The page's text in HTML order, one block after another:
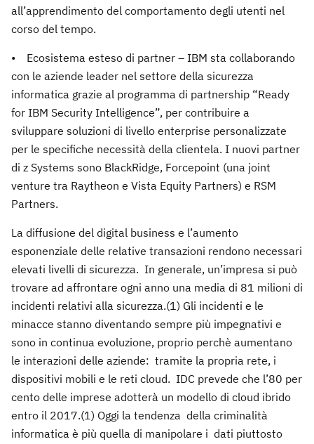
all’apprendimento del comportamento degli utenti nel
corso del tempo.
• Ecosistema esteso di partner – IBM sta collaborando
con le aziende leader nel settore della sicurezza
informatica grazie al programma di partnership “Ready
for IBM Security Intelligence”, per contribuire a
sviluppare soluzioni di livello enterprise personalizzate
per le specifiche necessità della clientela. I nuovi partner
di z Systems sono BlackRidge, Forcepoint (una joint
venture tra Raytheon e Vista Equity Partners) e RSM
Partners.
La diffusione del digital business e l’aumento
esponenziale delle relative transazioni rendono necessari
elevati livelli di sicurezza. In generale, un’impresa si può
trovare ad affrontare ogni anno una media di 81 milioni di
incidenti relativi alla sicurezza.(1) Gli incidenti e le
minacce stanno diventando sempre più impegnativi e
sono in continua evoluzione, proprio perchè aumentano
le interazioni delle aziende: tramite la propria rete, i
dispositivi mobili e le reti cloud. IDC prevede che l’80 per
cento delle imprese adotterà un modello di cloud ibrido
entro il 2017.(1) Oggi la tendenza della criminalità
informatica è più quella di manipolare i dati piuttosto